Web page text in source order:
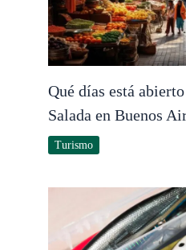
Qué días está
Salada en Buenos
Turismo